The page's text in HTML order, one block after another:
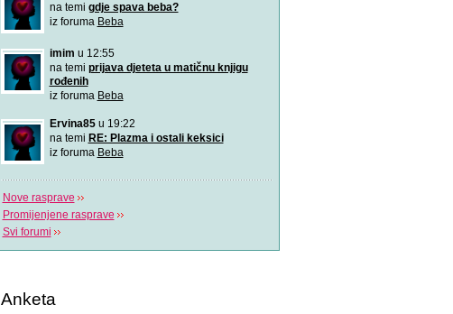
na temi gdje spava beba?
iz foruma Beba
imim u 12:55
na temi prijava djeteta u matičnu knjigu
rođenih
iz foruma Beba
Ervina85u 19:22
na temi RE: Plazma i ostali keksici
iz foruma Beba
Nove rasprave
Promijenjene rasprave
Svi forumi
Anketa